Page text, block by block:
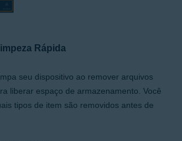
Rápida
seu dispositivo ao remover arquivos
liberar espaço de armazenamento. Você
tipos de item são removidos antes de